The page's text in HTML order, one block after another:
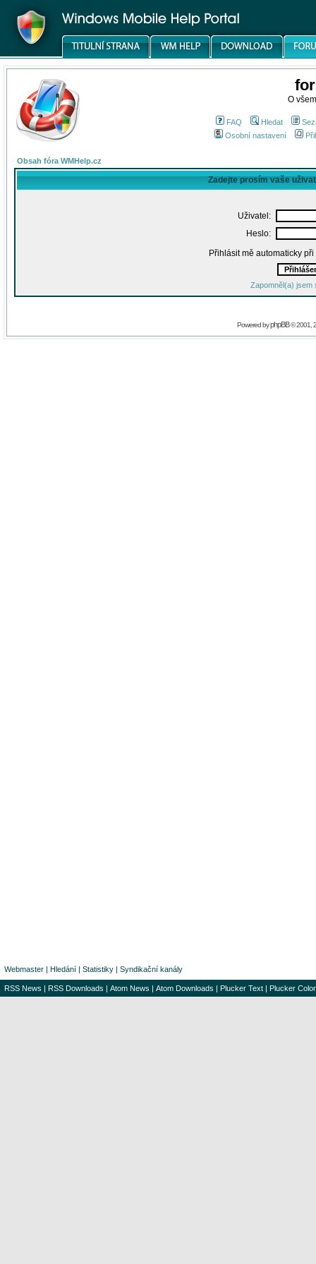
O
FAQ Hledat
Osobní nastavení
Obsah fóra WMHelp.cz
Zadejte prosím vaše
Uživatel:
Heslo:
Přihlásit mě automaticky
Zapomněl(a) jsem
Powered byphpBB© 2001,
Webmaster | Hledání | Statistiky | Syndikační kanály
RSS News | RSS Downloads | Atom News | Atom Downloads | Plucker Text | Plucker Color